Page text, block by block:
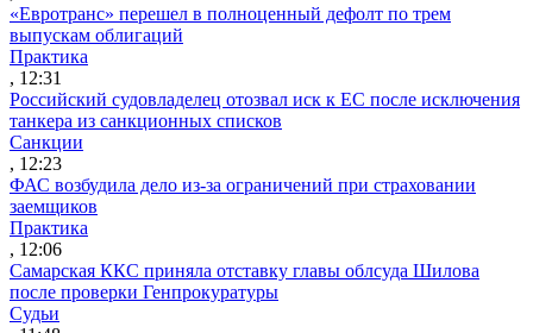
«Евротранс» перешел в полноценный дефолт по трем
выпускам облигаций
Практика
, 12:31
Российский судовладелец отозвал иск к ЕС после исключения
танкера из санкционных списков
Санкции
, 12:23
ФАС возбудила дело из-за ограничений при страховании
заемщиков
Практика
, 12:06
Самарская ККС приняла отставку главы облсуда Шилова
после проверки Генпрокуратуры
Судьи